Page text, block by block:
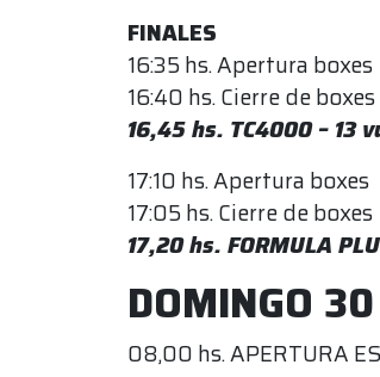
FINALES
16:35 hs. Apertura boxes
16:40 hs. Cierre de boxes
16,45 hs. TC4000 – 13
17:10 hs. Apertura boxes
17:05 hs. Cierre de boxes
17,20 hs. FORMULA
DOMINGO
08,00 hs. APERTURA